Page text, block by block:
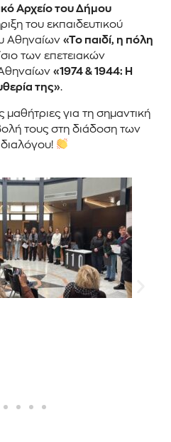
Αρχείο του Δήμου
του εκπαιδευτικού
Αθηναίων «Το παιδί, η πόλη
των επετειακών
«1974 & 1944: Η
της».
για τη σημαντική
τους στη διάδοση των